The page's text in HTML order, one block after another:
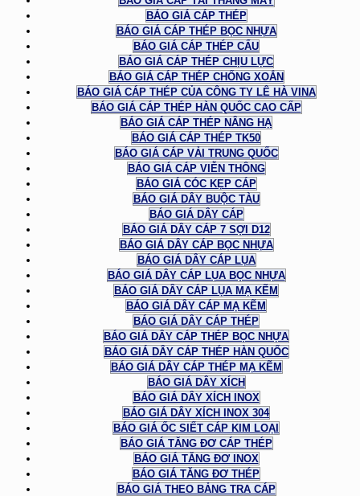
BÁO GIÁ CÁP THÉP
BÁO GIÁ CÁP THÉP BỌC NHỰA
BÁO GIÁ CÁP THÉP CẨU
BÁO GIÁ CÁP THÉP CHỊU LỰC
BÁO GIÁ CÁP THÉP CHỐNG XOẮN
BÁO GIÁ CÁP THÉP CỦA CÔNG TY LÊ HÀ VINA
BÁO GIÁ CÁP THÉP HÀN QUỐC CAO CẤP
BÁO GIÁ CÁP THÉP NÂNG HẠ
BÁO GIÁ CÁP THÉP TK50
BÁO GIÁ CÁP VẢI TRUNG QUỐC
BÁO GIÁ CÁP VIỄN THÔNG
BÁO GIÁ CÓC KẸP CÁP
BÁO GIÁ DÂY BUỘC TÀU
BÁO GIÁ DÂY CÁP
BÁO GIÁ DÂY CÁP 7 SỢI D12
BÁO GIÁ DÂY CÁP BỌC NHỰA
BÁO GIÁ DÂY CÁP LỤA
BÁO GIÁ DÂY CÁP LỤA BỌC NHỰA
BÁO GIÁ DÂY CÁP LỤA MẠ KẼM
BÁO GIÁ DÂY CÁP MẠ KẼM
BÁO GIÁ DÂY CÁP THÉP
BÁO GIÁ DÂY CÁP THÉP BỌC NHỰA
BÁO GIÁ DÂY CÁP THÉP HÀN QUỐC
BÁO GIÁ DÂY CÁP THÉP MẠ KẼM
BÁO GIÁ DÂY XÍCH
BÁO GIÁ DÂY XÍCH INOX
BÁO GIÁ DÂY XÍCH INOX 304
BÁO GIÁ ỐC SIẾT CÁP KIM LOẠI
BÁO GIÁ TĂNG ĐƠ CÁP THÉP
BÁO GIÁ TĂNG ĐƠ INOX
BÁO GIÁ TĂNG ĐƠ THÉP
BÁO GIÁ THEO BẢNG TRA CÁP